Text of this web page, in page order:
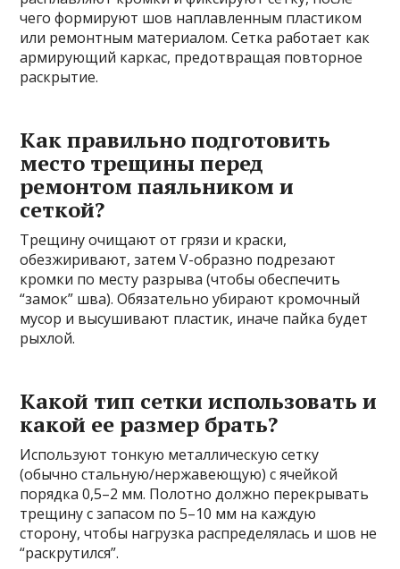
чего формируют шов наплавленным пластиком
или ремонтным материалом. Сетка работает как
армирующий каркас, предотвращая повторное
раскрытие.
Как правильно подготовить
место трещины перед
ремонтом паяльником и
сеткой?
Трещину очищают от грязи и краски,
обезжиривают, затем V-образно подрезают
кромки по месту разрыва (чтобы обеспечить
“замок” шва). Обязательно убирают кромочный
мусор и высушивают пластик, иначе пайка будет
рыхлой.
Какой тип сетки использовать и
какой ее размер брать?
Используют тонкую металлическую сетку
(обычно стальную/нержавеющую) с ячейкой
порядка 0,5–2 мм. Полотно должно перекрывать
трещину с запасом по 5–10 мм на каждую
сторону, чтобы нагрузка распределялась и шов не
“раскрутился”.